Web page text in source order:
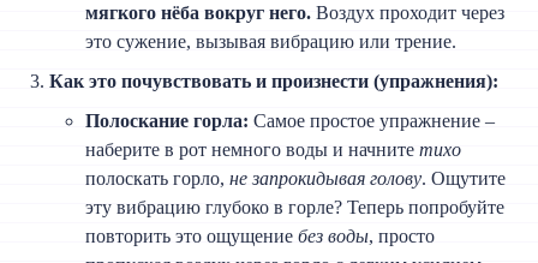
мягкого нёба вокруг него. Воздух проходит через
это сужение, вызывая вибрацию или трение.
Как это почувствовать и произнести (упражнения):
Полоскание горла: Самое простое упражнение –
наберите в рот немного воды и начнитетихо
полоскать горло,не запрокидывая голову. Ощутите
эту вибрацию глубоко в горле? Теперь попробуйте
повторить это ощущениебез воды, просто